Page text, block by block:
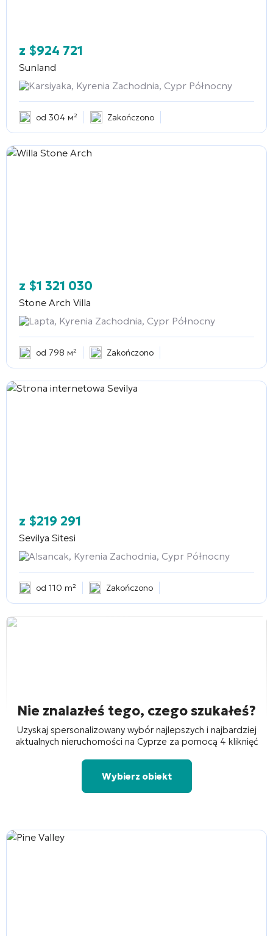
z $924 721
Sunland
Karsiyaka, Kyrenia Zachodnia, Cypr Północny
od 304 м² Zakończono
z $1 321 030
Stone Arch Villa
Lapta, Kyrenia Zachodnia, Cypr Północny
od 798 м² Zakończono
z $219 291
Sevilya Sitesi
Alsancak, Kyrenia Zachodnia, Cypr Północny
od 110 m² Zakończono
Nie znalazłeś tego, czego szukałeś?
Uzyskaj spersonalizowany wybór najlepszych i najbardziej
aktualnych nieruchomości na Cyprze za pomocą 4 kliknięć
Wybierz obiekt